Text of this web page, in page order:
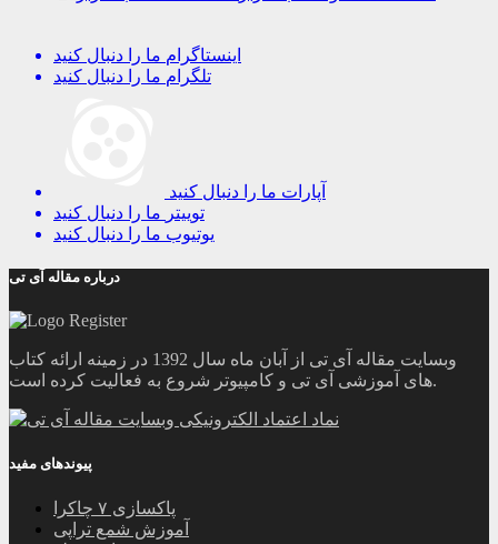
اینستاگرام ما را دنبال کنید
تلگرام ما را دنبال کنید
آپارات ما را دنبال کنید
توییتر ما را دنبال کنید
یوتیوب ما را دنبال کنید
درباره مقاله آی تی
وبسایت مقاله آی تی از آبان ماه سال 1392 در زمینه ارائه کتاب
های آموزشی آی تی و کامپیوتر شروع به فعالیت کرده است.
پیوندهای مفید
پاکسازی ۷ چاکرا
آموزش شمع تراپی